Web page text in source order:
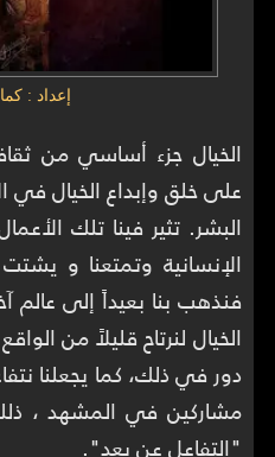
إعداد :
الخيال جزء أساسي من
على خلق وإبداع الخيال في
البشر. تثير فينا تلك
الإنسانية وتمتعنا و يشتت
فنذهب بنا بعيداً إلى عالم
الخيال لنرتاح قليلاً من
دور في ذلك، كما يجعلنا
مشاركين في المشهد ،
"التفاعل عن بعد".